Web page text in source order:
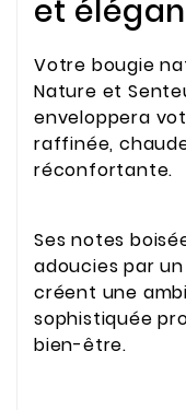
et
Votre bougie
Nature et
enveloppera
raffinée,
réconfortante.
Ses notes
adoucies par
créent une
sophistiquée
bien-être.